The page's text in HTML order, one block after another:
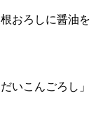
おろしに醤油を
いこんごろし」